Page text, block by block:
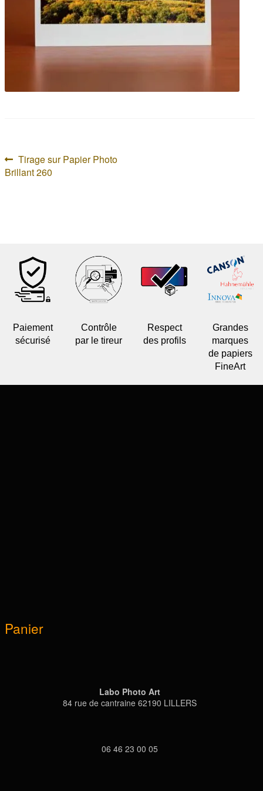
Navigation
Article
précédent :
Tirage sur Papier Photo
Brillant 260
Paiement
sécurisé
Contrôle
par le tireur
Respect
des profils
Grandes
marques
de papiers
FineArt
Panier
Labo Photo Art
84 rue de cantraine 62190 LILLERS
06 46 23 00 05